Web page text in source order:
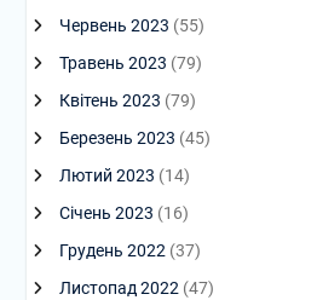
Червень 2023 (55)
Травень 2023 (79)
Квітень 2023 (79)
Березень 2023 (45)
Лютий 2023 (14)
Січень 2023 (16)
Грудень 2022(37)
Листопад 2022(47)